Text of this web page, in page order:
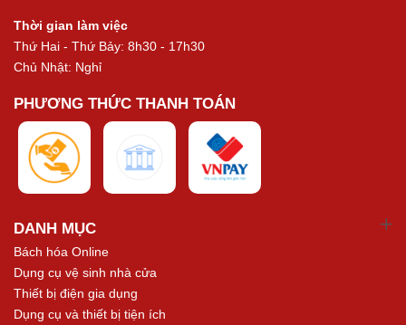
Thời gian làm việc
Thứ Hai - Thứ Bảy: 8h30 - 17h30
Chủ Nhật: Nghỉ
PHƯƠNG THỨC THANH TOÁN
DANH MỤC
Bách hóa Online
Dụng cụ vệ sinh nhà cửa
Thiết bị điện gia dụng
Dụng cụ và thiết bị tiện ích